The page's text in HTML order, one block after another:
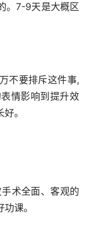
。7-9天是大概区
不要排斥这件事,
情影响到提升效
。
术全面、客观的
课。